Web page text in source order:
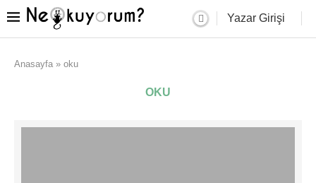
Yazar Girişi
Anasayfa » oku
OKU